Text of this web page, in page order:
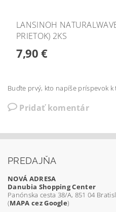
LANSINOH
PRIETOK) 2KS
7,90 €
Buďte prvý, kto napíše príspevok k
Pridať komentár
PREDAJŇA
NOVÁ ADRESA
Danubia Shopping Center
Panónska cesta 38/A, 851 04
(MAPA cez Google)